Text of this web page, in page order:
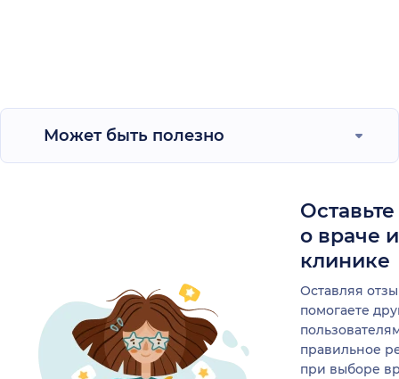
Может быть полезно
о враче
клинике
Оставляя
помогаете
правильное
при выборе